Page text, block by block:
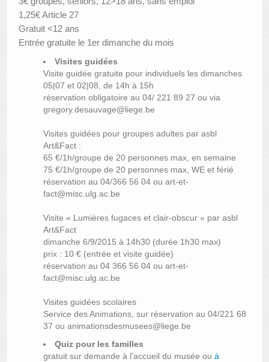
1,25€ Article 27
Gratuit <12 ans
Entrée gratuite le 1er dimanche du mois
Visites guidées
Visite guidée gratuite pour individuels les dimanches
05|07 et 02|08, de 14h à 15h
réservation obligatoire au 04/ 221 89 27 ou via
gregory.desauvage@liege.be
Visites guidées pour groupes adultes par asbl
Art&Fact :
65 €/1h/groupe de 20 personnes max, en semaine
75 €/1h/groupe de 20 personnes max, WE et férié
réservation au 04/366 56 04 ou art-et-
fact@misc.ulg.ac.be
Visite « Lumières fugaces et clair-obscur » par asbl
Art&Fact
dimanche 6/9/2015 à 14h30 (durée 1h30 max)
prix : 10 € (entrée et visite guidée)
réservation au 04 366 56 04 ou art-et-
fact@misc.ulg.ac.be
Visites guidées scolaires
Service des Animations, sur réservation au 04/221 68
37 ou animationsdesmusees@liege.be
Quiz pour les familles
gratuit sur demande à l’accueil du musée ou à